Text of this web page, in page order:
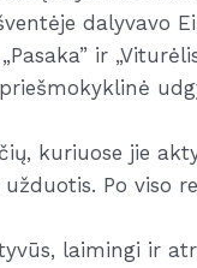
dalyvavo
ir
kuriuose jie
Po viso
laimingi ir